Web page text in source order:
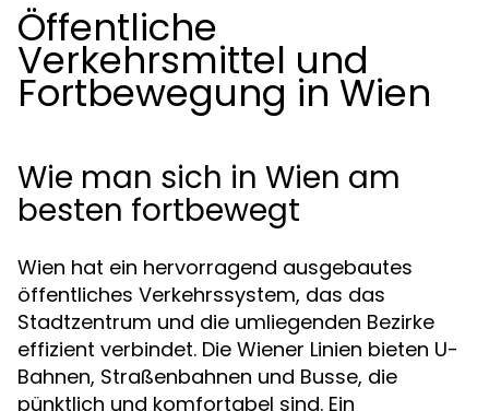
Öffentliche
Verkehrsmittel und
Fortbewegung in Wien
Wie man sich in Wien am
besten fortbewegt
Wien hat ein hervorragend ausgebautes
öffentliches Verkehrssystem, das das
Stadtzentrum und die umliegenden Bezirke
effizient verbindet. Die Wiener Linien bieten U-
Bahnen, Straßenbahnen und Busse, die
pünktlich und komfortabel sind. Ein